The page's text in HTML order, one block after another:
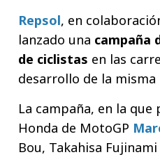
Repsol, en
lanzado una campaña
de ciclistas en las
desarrollo de la misma
La campaña, en la
Honda de MotoGP
Bou, Takahisa